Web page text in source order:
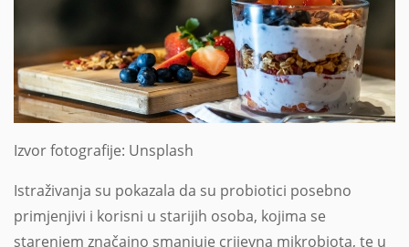
Izvor fotografije: Unsplash
Istraživanja su pokazala da su probiotici posebno
primjenjivi i korisni u starijih osoba, kojima se
starenjem značajno smanjuje crijevna mikrobiota, te u